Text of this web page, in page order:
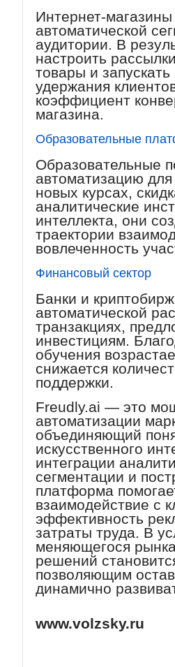
Интернет-
автоматической
аудитории. В
настроить
товары и
удержания
коэффициент
магазина.
Образовательные
Образовательные
автоматизацию
новых курсах,
аналитические
интеллекта, они
траектории
вовлеченность
Финансовый сектор
Банки и
автоматической
транзакциях,
инвестициям.
обучения
снижается
поддержки.
Freudly.ai — это
автоматизации
объединяющий
искусственного
интеграции
сегментации и
платформа
взаимодействие с
эффективность
затраты труда. В
меняющегося
решений
позволяющим
динамично
www.volzsky.ru